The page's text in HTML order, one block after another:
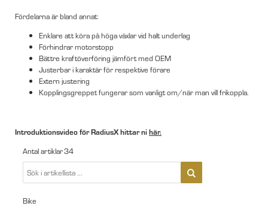
Fördelarna är bland annat:
Enklare att köra på höga växlar vid halt underlag
Förhindrar motorstopp
Bättre kraftöverföring jämfört med OEM
Justerbar i karaktär för respektive förare
Extern justering
Kopplingsgreppet fungerar som vanligt om/när man vill frikoppla.
Introduktionsvideo för RadiusX hittar nihär.
Antal artiklar34
Bike